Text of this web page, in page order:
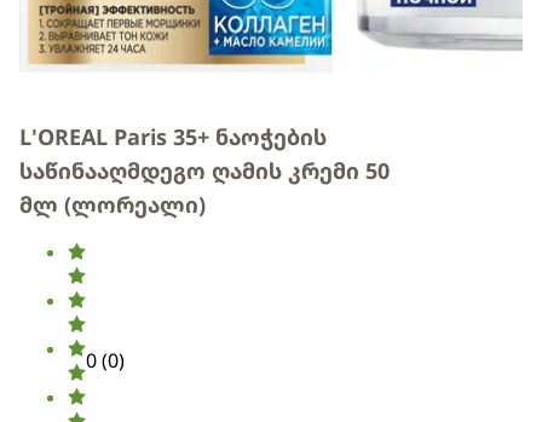
L'OREAL Paris 35+ ნაოჭების
საწინააღმდეგო ღამის კრემი 50
მლ (ლორეალი)
0(0)